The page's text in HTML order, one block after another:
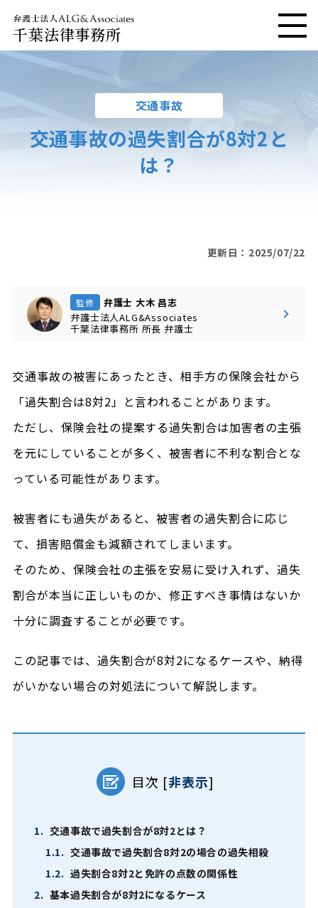
千葉法律事務所
交通事故
交通事故の過失割合が8対2と
は？
更新日：2025/07/22
監修
弁護士 大木 昌志
弁護士法人ALG&Associates
千葉法律事務所 所長 弁護士
交通事故の被害にあったとき、相手方の保険会社から
「過失割合は8対2」と言われることがあります。
ただし、保険会社の提案する過失割合は加害者の主張
を元にしていることが多く、被害者に不利な割合とな
っている可能性があります。
被害者にも過失があると、被害者の過失割合に応じ
て、損害賠償金も減額されてしまいます。
そのため、保険会社の主張を安易に受け入れず、過失
割合が本当に正しいものか、修正すべき事情はないか
十分に調査することが必要です。
この記事では、過失割合が8対2になるケースや、納得
がいかない場合の対処法について解説します。
目次 [非表示]
1. 交通事故で過失割合が8対2とは？
1.1. 交通事故で過失割合8対2の場合の過失相殺
1.2. 過失割合8対2と免許の点数の関係性
2. 基本過失割合が8対2になるケース